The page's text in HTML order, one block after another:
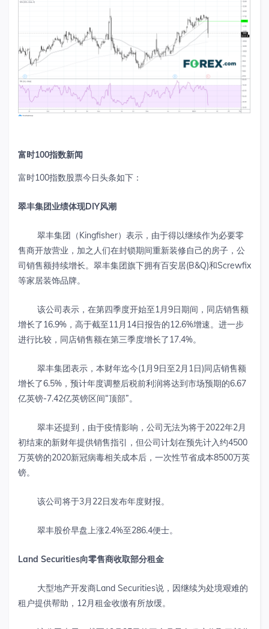
富时100指数新闻
富时100指数股票今日头条如下：
翠丰集团业绩体现DIY风潮
翠丰集团（Kingfisher）表示，由于得以继续作为必要零
售商开放营业，加之人们在封锁期间重新装修自己的房子，公
司销售额持续增长。翠丰集团旗下拥有百安居(B&Q)和Screwfix
等家居装饰品牌。
该公司表示，在第四季度开始至1月9日期间，同店销售额
增长了16.9%，高于截至11月14日报告的12.6%增速。进一步
进行比较，同店销售额在第三季度增长了17.4%。
翠丰集团表示，本财年迄今(1月9日至2月1日)同店销售额
增长了6.5%，预计年度调整后税前利润将达到市场预期的6.67
亿英镑-7.42亿英镑区间“顶部”。
翠丰还提到，由于疫情影响，公司无法为将于2022年2月
初结束的新财年提供销售指引，但公司计划在预先计入约4500
万英镑的2020新冠病毒相关成本后，一次性节省成本8500万英
镑。
该公司将于3月22日发布年度财报。
翠丰股价早盘上涨2.4%至286.4便士。
Land Securities向零售商收取部分租金
大型地产开发商Land Securities说，因继续为处境艰难的
租户提供帮助，12月租金收缴有所放缓。